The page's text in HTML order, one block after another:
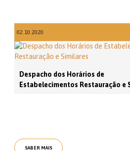
02.10.2020
Despacho dos Horários de
Estabelecimentos Restauração e
SABER MAIS